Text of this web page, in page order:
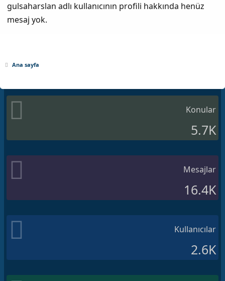
gulsaharslan adlı kullanıcının profili hakkında henüz
mesaj yok.
Ana sayfa
Konular
5.7K
Mesajlar
16.4K
Kullanıcılar
2.6K